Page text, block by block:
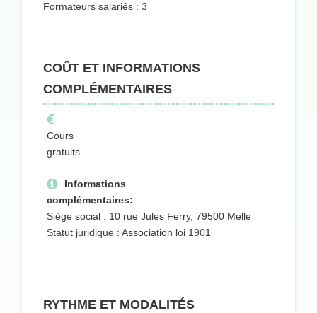
Formateurs salariés : 3
COÛT ET INFORMATIONS
COMPLÉMENTAIRES
Cours
gratuits
Informations
complémentaires:
Siège social : 10 rue Jules Ferry, 79500 Melle
Statut juridique : Association loi 1901
RYTHME ET MODALITÉS